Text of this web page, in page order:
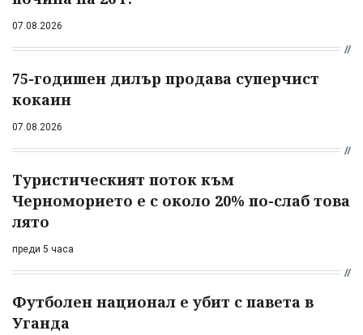
07.08.2026
75-годишен дилър продава суперчист
кокаин
07.08.2026
Туристическият поток към
Черноморието е с около 20% по-слаб това
лято
преди 5 часа
Футболен национал е убит с павета в
Уганда